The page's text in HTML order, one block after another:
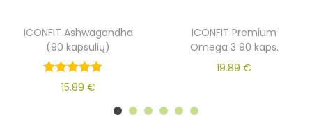
ICONFIT Ashwagandha
(90 kapsulių)
15.89 €
ICONFIT Premium
Omega 3 90 kaps.
19.89 €